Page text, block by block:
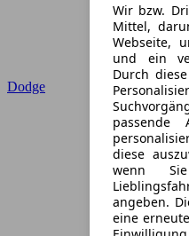
Wir bzw.
Mittel,
Webseite,
und ein
Durch
passende
diese
wenn
angeben.
eine
Dodge